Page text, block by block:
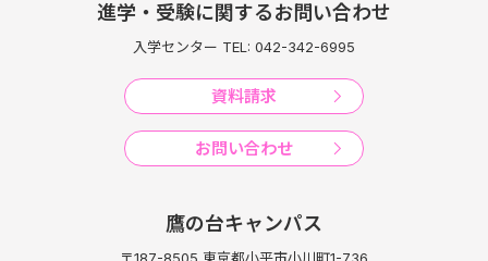
進学・受験に関するお問い合わせ
入学センター TEL: 042-342-6995
資料請求
お問い合わせ
鷹の台キャンパス